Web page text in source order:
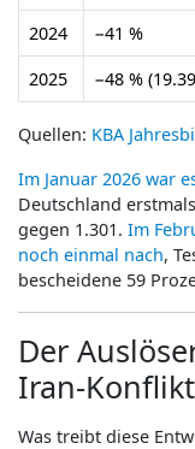
2024
−41 %
2025
−48 %
Quellen: KBA
Im Januar 2026 war
Deutschland
gegen 1.301. Im
noch einmal nach,
bescheidene 59
Der
Iran-Konflikt
Was treibt diese